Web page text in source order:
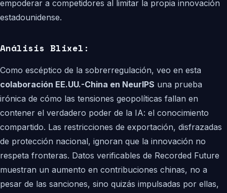
empoderar a competidores al limitar la propia innovación
estadounidense.
Análisis Blixel:
Como escéptico de la sobrerregulación, veo en esta
colaboración EE.UU.-China en NeurIPS una prueba
irónica de cómo las tensiones geopolíticas fallan en
contener el verdadero poder de la IA: el conocimiento
compartido. Las restricciones de exportación, disfrazadas
de protección nacional, ignoran que la innovación no
respeta fronteras. Datos verificables de Recorded Future
muestran un aumento en contribuciones chinas, no a
pesar de las sanciones, sino quizás impulsadas por ellas,